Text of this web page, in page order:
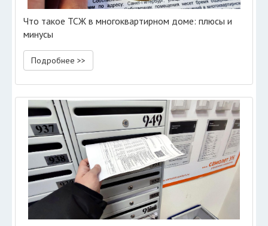
Что такое ТСЖ в многоквартирном доме: плюсы и
минусы
Подробнее >>